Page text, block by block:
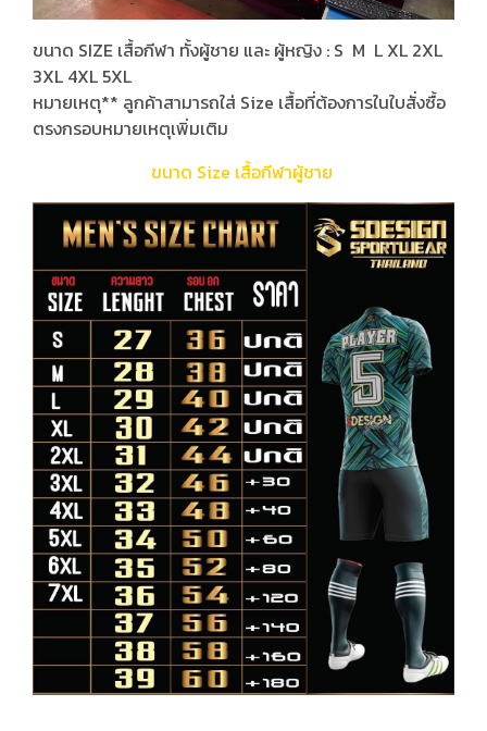
ขนาด SIZE เสื้อกีฬา ทั้งผู้ชาย และ ผู้หญิง : S M L XL 2XL
3XL 4XL 5XL
หมายเหตุ** ลูกค้าสามารถใส่ Size เสื้อที่ต้องการในใบสั่งซื้อ
ตรงกรอบหมายเหตุเพิ่มเติม
ขนาด Size เสื้อกีฬาผู้ชาย